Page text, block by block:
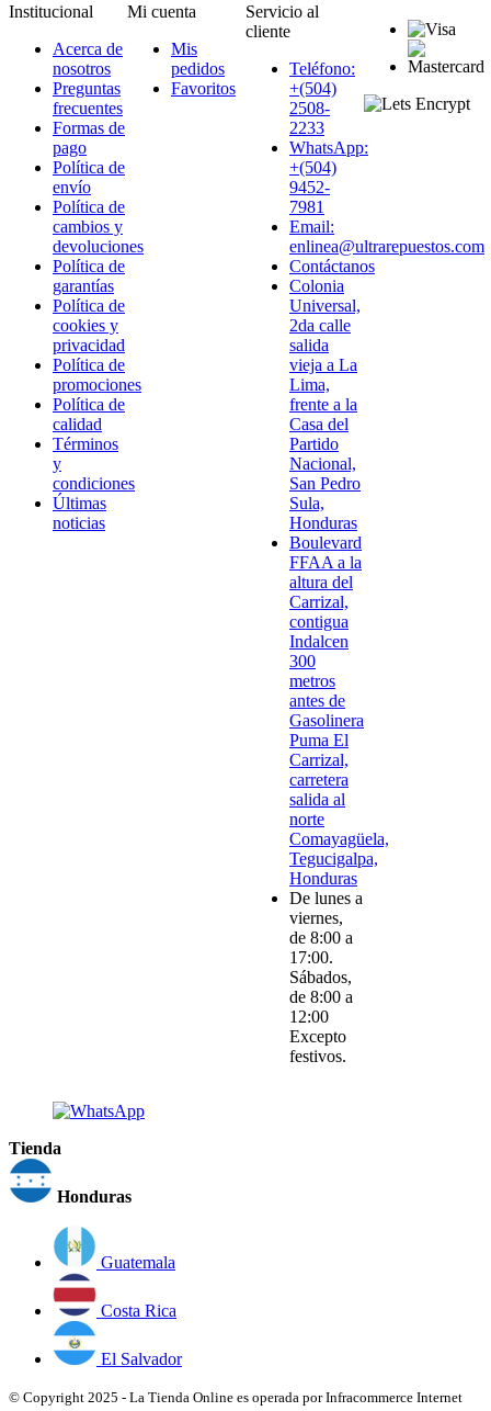
Institucional
Acerca de
nosotros
Preguntas
frecuentes
Formas de
pago
Política de
envío
Política de
cambios y
devoluciones
Política de
garantías
Política de
cookies y
privacidad
Política de
promociones
Política de
calidad
Términos
y
condiciones
Últimas
noticias
Mi cuenta
Mis
pedidos
Favoritos
Servicio al
cliente
Teléfono:
+(504)
2508-
2233
WhatsApp:
+(504)
9452-
7981
Email:
enlinea@ultrarepuestos.com
Contáctanos
Colonia
Universal,
2da calle
salida
vieja a La
Lima,
frente a la
Casa del
Partido
Nacional,
San Pedro
Sula,
Honduras
Boulevard
FFAA a la
altura del
Carrizal,
contigua
Indalcen
300
metros
antes de
Gasolinera
Puma El
Carrizal,
carretera
salida al
norte
Comayagüela,
Tegucigalpa,
Honduras
De lunes a
viernes,
de 8:00 a
17:00.
Sábados,
de 8:00 a
12:00
Excepto
festivos.
Tienda
Honduras
Guatemala
Costa Rica
El Salvador
© Copyright 2025 - La Tienda Online es operada por Infracommerce Internet